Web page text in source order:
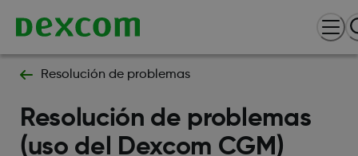
Resolución de problemas
Resolución de problemas
(uso del Dexcom CGM)